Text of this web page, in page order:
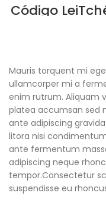
Código
023
Mauris torquent mi
ullamcorper mi a
enim rutrum. Aliquam
platea accumsan sed
ante adipiscing
litora nisi
ante fermentum
adipiscing neque
tempor.Consectetur
suspendisse eu